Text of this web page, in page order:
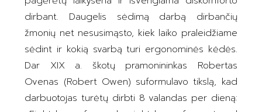
dirbant. Daugelis sėdimą darbą dirbančių
žmonių net nesusimąsto, kiek laiko praleidžiame
sėdint ir kokią svarbą turi ergonominės kėdės.
Dar XIX a. škotų pramonininkas Robertas
Ovenas (Robert Owen) suformulavo tikslą, kad
darbuotojas turėtų dirbti 8 valandas per dieną: